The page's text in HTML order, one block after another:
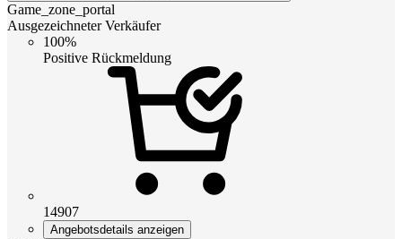
Game_zone_portal
Ausgezeichneter Verkäufer
100%
Positive Rückmeldung
14907
Angebotsdetails anzeigen